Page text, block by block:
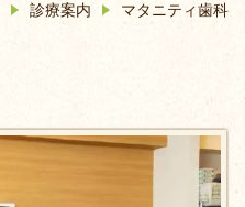
診療案内 マタニティ歯科